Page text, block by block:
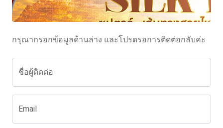
กรุณากรอกข้อมูลด้านล่าง และโปรดรอการติดต่อกลับค่ะ
ชื่อผู้ติดต่อ
Email